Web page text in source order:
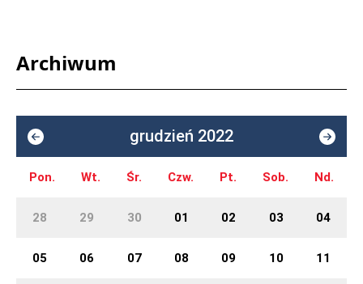
Archiwum
grudzień 2022
Pon. Wt. Śr. Czw. Pt. Sob. Nd.
28 29 30 01 02 03 04
05 06 07 08 09 10 11